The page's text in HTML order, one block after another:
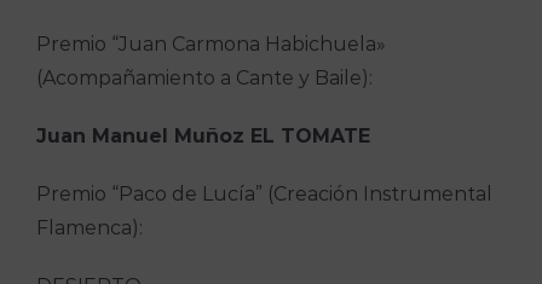
Premio “Juan Carmona Habichuela»
(Acompañamiento a Cante y Baile):
Juan Manuel Muñoz EL TOMATE
Premio “Paco de Lucía” (Creación Instrumental
Flamenca):